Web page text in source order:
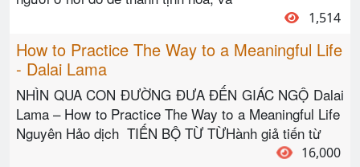
1,514
How to Practice The Way to a Meaningful Life
- Dalai Lama
NHÌN QUA CON ÐƯỜNG ÐƯA ÐẾN GIÁC NGỘ Dalai
Lama – How to Practice The Way to a Meaningful Life
Nguyên Hảo dịch TIẾN BỘ TỪ TỪHành giả tiến từ
16,000